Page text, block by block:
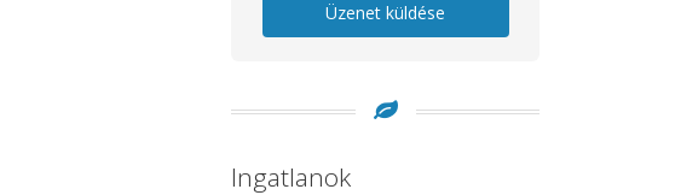
Üzenet küldése
Ingatlanok